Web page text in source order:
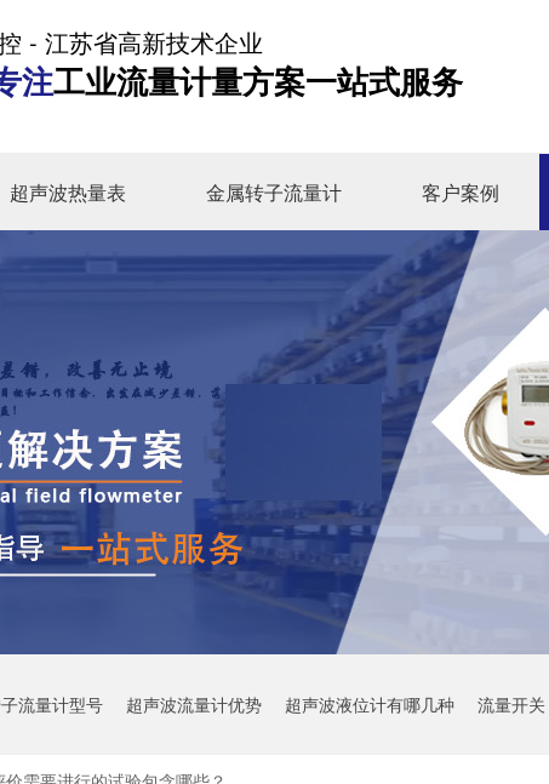
- 江苏省高新技术企业
注工业流量计量方案一站式服务
超声波热量表 金属转子流量计 客户案例
流量计型号 超声波流量计优势 超声波液位计有哪几种 流量开关